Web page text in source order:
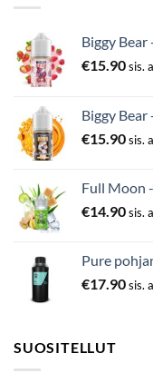
Biggy
€15.90sis.
Biggy Bear
€15.90sis.
Full Moon
€14.90sis.
Pure
€17.90sis.
SUOSITELLUT